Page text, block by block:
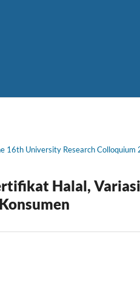
16th University Research Colloquium
Halal,